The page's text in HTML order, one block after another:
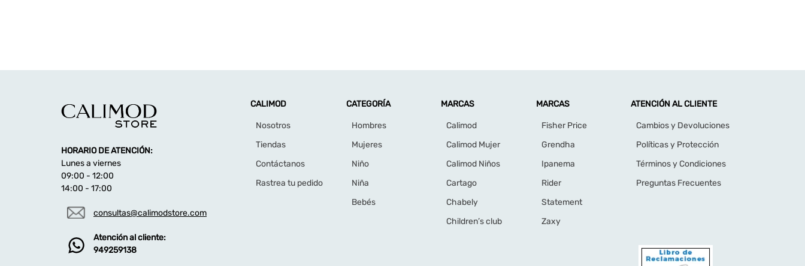
HORARIO DE ATENCIÓN:
Lunes a viernes
09:00 - 12:00
14:00 - 17:00
consultas@calimodstore.com
Atención al cliente:
949259138
CALIMOD
Nosotros
Tiendas
Contáctanos
Rastrea tu pedido
CATEGORÍA
Hombres
Mujeres
Niño
Niña
Bebés
MARCAS
Calimod
Calimod Mujer
Calimod Niños
Cartago
Chabely
Children’s club
MARCAS
Fisher Price
Grendha
Ipanema
Rider
Statement
Zaxy
ATENCIÓN AL CLIENTE
Cambios y Devoluciones
Políticas y Protección
Términos y Condiciones
Preguntas Frecuentes